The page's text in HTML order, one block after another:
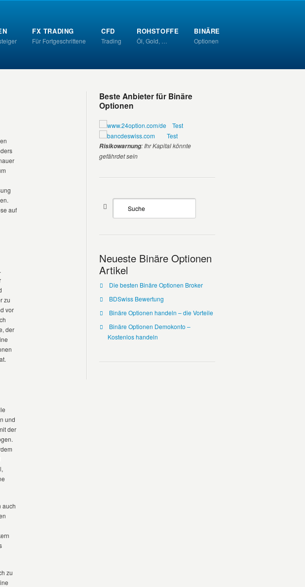
FX TRADING
Für Fortgeschrittene
CFD
Trading
ROHSTOFFE
Öl, Gold, …
BINÄRE
Optionen
auf
zu
vor
der
und
der
auch
zu
Beste Anbieter für Binäre
Optionen
www.24option.com/de
Test
bancdeswiss.com
Test
Risikowarnung: Ihr Kapital könnte
gefährdet sein
Neueste Binäre Optionen
Artikel
Die besten Binäre Optionen Broker
BDSwiss Bewertung
Binäre Optionen handeln – die Vorteile
Binäre Optionen Demokonto –
Kostenlos handeln